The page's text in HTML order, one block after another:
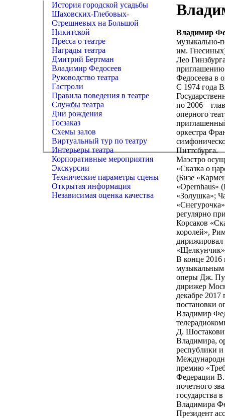
История городской усадьбы
Шаховских-Глебовых-
Стрешневых на Большой
Никитской
Пресса о театре
Награды театра
Дмитрий Бертман
Владимир Федосеев
Руководство театра
Гастроли
Правила поведения в театре
Службы театра
Дни рождения
Госзаказ
Схемы залов
Виртуальный тур по театру
Интерьеры театра
Корпоративные мероприятия
Экскурсии
Технические параметры сцены
Открытая информация
Независимая оценка качества
Владимир
музыкально-
им.
Лео
Федосеева в
С 1974 года
по 2006 –
оперного
оркестра
Питтсбурга.
Маэстро
«Сказка о
(Бизе
«Opernhaus»
«Золушка»;
регулярно
Корсаков
королей»,
дирижировал
«Щелкунчик»
В конце 2016
музыкальным
оперы Дж.
дирижер
декабре
постановки
Владимир
Д.
Владимира,
республики и
премию
Федерации В.
почетного
государства
Владимира
Президент